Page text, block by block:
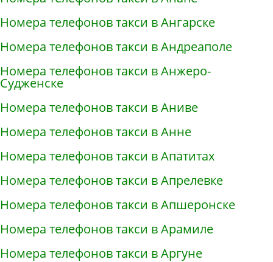
Номера телефонов такси в Ангарске
Номера телефонов такси в Андреаполе
Номера телефонов такси в Анжеро-
Судженске
Номера телефонов такси в Аниве
Номера телефонов такси в Анне
Номера телефонов такси в Апатитах
Номера телефонов такси в Апрелевке
Номера телефонов такси в Апшеронске
Номера телефонов такси в Арамиле
Номера телефонов такси в Аргуне